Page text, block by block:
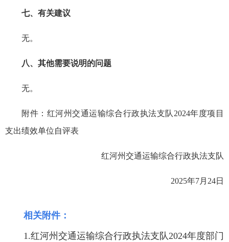
七、有关建议
无。
八、其他需要说明的问题
无。
附件：红河州交通运输综合行政执法支队2024年度项目
支出绩效单位自评表
红河州交通运输综合行政执法支队
2025年7月24日
相关附件：
1.红河州交通运输综合行政执法支队2024年度部门